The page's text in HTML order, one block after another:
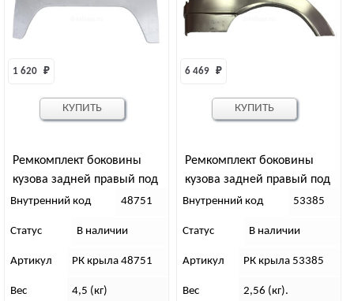
Ремкомплект боковины
кузова задней правый под
колесо УАЗ 452
1 620 ₽
Внутренний код 48751
Статус В наличии
Артикул РК крыла 48751
Вес 4,5 (кг)
КУПИТЬ
Ремкомплект боковины
кузова задней правый под
колесо УАЗ Патриот
6 469 ₽
Внутренний код 53385
Статус В наличии
Артикул РК крыла 53385
Вес 2,56 (кг).
КУПИТЬ